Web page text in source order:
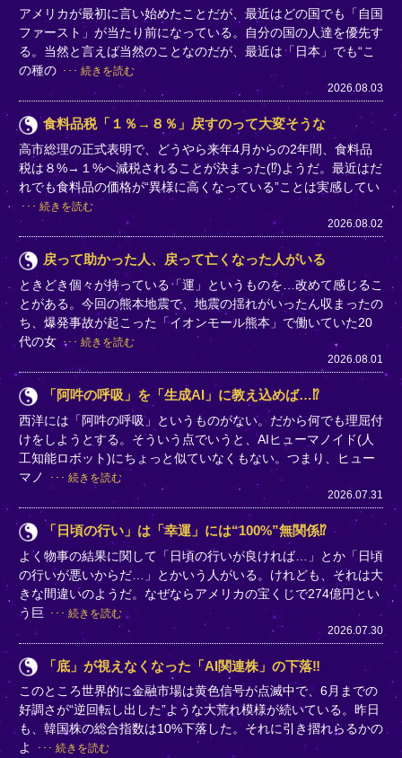
アメリカが最初に言い始めたことだが、最近はどの国でも「自国
ファースト」が当たり前になっている。自分の国の人達を優先す
る。当然と言えば当然のことなのだが、最近は「日本」でも“こ
の種の
続きを読む
2026.08.03
食料品税「１％→８％」戻すのって大変そうな
高市総理の正式表明で、どうやら来年4月からの2年間、食料品
税は８%→１%へ減税されることが決まった(⁉)ようだ。最近はだ
れでも食料品の価格が“異様に高くなっている”ことは実感してい
続きを読む
2026.08.02
戻って助かった人、戻って亡くなった人がいる
ときどき個々が持っている「運」というものを…改めて感じるこ
とがある。今回の熊本地震で、地震の揺れがいったん収まったの
ち、爆発事故が起こった「イオンモール熊本」で働いていた20
代の女
続きを読む
2026.08.01
「阿吽の呼吸」を「生成AI」に教え込めば…⁉
西洋には「阿吽の呼吸」というものがない。だから何でも理屈付
けをしようとする。そういう点でいうと、AIヒューマノイド(人
工知能ロボット)にちょっと似ていなくもない。つまり、ヒュー
マノ
続きを読む
2026.07.31
「日頃の行い」は「幸運」には“100%”無関係⁉
よく物事の結果に関して「日頃の行いが良ければ…」とか「日頃
の行いが悪いからだ…」とかいう人がいる。けれども、それは大
きな間違いのようだ。なぜならアメリカの宝くじで274億円とい
う巨
続きを読む
2026.07.30
「底」が視えなくなった「AI関連株」の下落‼
このところ世界的に金融市場は黄色信号が点滅中で、6月までの
好調さが“逆回転し出した”ような大荒れ模様が続いている。昨日
も、韓国株の総合指数は10%下落した。それに引き摺れらるかの
よ
続きを読む